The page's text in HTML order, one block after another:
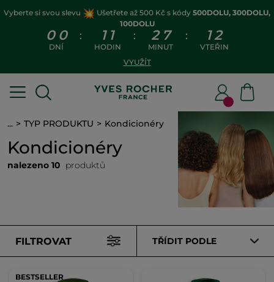
Vyberte si svou slevu Ušetřete až 500 Kč s kódy 500DOLU, 300DOLU,
100DOLU
0 0
DNÍ
: 1 1
HODIN
: 2 7
MINUT
: 1 1
VTEŘIN
VYUŽÍT
... TYP PRODUKTU Kondicionéry
Kondicionéry
nalezeno 10 produktů
FILTROVAT TŘÍDIT PODLE
BESTSELLER